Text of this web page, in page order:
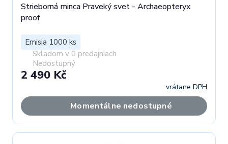
Strieborná minca Praveký svet - Archaeopteryx
proof
Emisia 1000 ks
Skladom v 0 predajniach
Nedostupný
2 490 Kč
vrátane DPH
Momentálne nedostupné